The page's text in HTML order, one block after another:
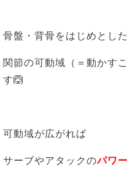
骨盤・背骨をはじめとし
関節の可動域（＝動かす
す🙆
可動域が広がれば
サーブやアタックのパワー